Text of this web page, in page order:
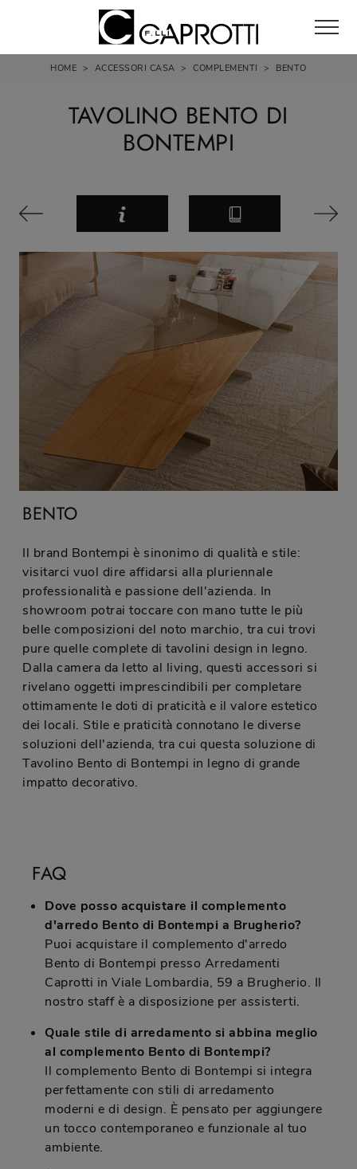
HOME > ACCESSORI CASA > COMPLEMENTI > BENTO
TAVOLINO BENTO DI
BONTEMPI
BENTO
Il brand Bontempi è sinonimo di qualità e stile:
visitarci vuol dire affidarsi alla pluriennale
professionalità e passione dell'azienda. In
showroom potrai toccare con mano tutte le più
belle composizioni del noto marchio, tra cui trovi
pure quelle complete di tavolini design in legno.
Dalla camera da letto al living, questi accessori si
rivelano oggetti imprescindibili per completare
ottimamente le doti di praticità e il valore estetico
dei locali. Stile e praticità connotano le diverse
soluzioni dell'azienda, tra cui questa soluzione di
Tavolino Bento di Bontempi in legno di grande
impatto decorativo.
FAQ
Dove posso acquistare il complemento
d'arredo Bento di Bontempi a Brugherio?
Puoi acquistare il complemento d'arredo
Bento di Bontempi presso Arredamenti
Caprotti in Viale Lombardia, 59 a Brugherio. Il
nostro staff è a disposizione per assisterti.
Quale stile di arredamento si abbina meglio
al complemento Bento di Bontempi?
Il complemento Bento di Bontempi si integra
perfettamente con stili di arredamento
moderni e di design. È pensato per aggiungere
un tocco contemporaneo e funzionale al tuo
ambiente.